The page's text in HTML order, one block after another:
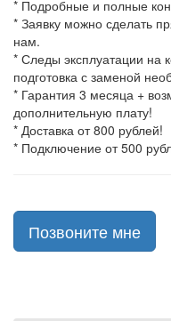
* Подробные и полные
* Заявку можно сделать
нам.
* Следы эксплуатации на
подготовка с заменой
* Гарантия 3 месяца +
дополнительную плату!
* Доставка от 800 рублей!
* Подключение от 500
Позвоните мне